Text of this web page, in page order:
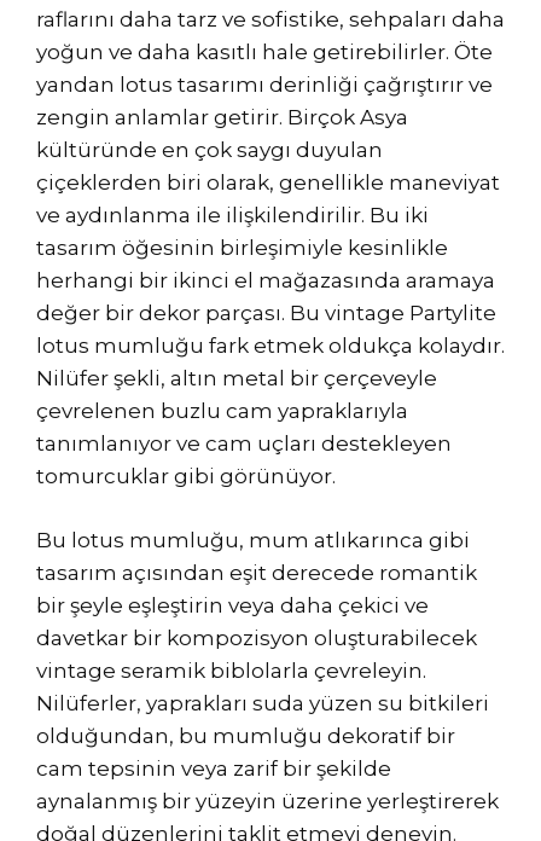
raflarını daha tarz ve sofistike, sehpaları daha
yoğun ve daha kasıtlı hale getirebilirler. Öte
yandan lotus tasarımı derinliği çağrıştırır ve
zengin anlamlar getirir. Birçok Asya
kültüründe en çok saygı duyulan
çiçeklerden biri olarak, genellikle maneviyat
ve aydınlanma ile ilişkilendirilir. Bu iki
tasarım öğesinin birleşimiyle kesinlikle
herhangi bir ikinci el mağazasında aramaya
değer bir dekor parçası. Bu vintage Partylite
lotus mumluğu fark etmek oldukça kolaydır.
Nilüfer şekli, altın metal bir çerçeveyle
çevrelenen buzlu cam yapraklarıyla
tanımlanıyor ve cam uçları destekleyen
tomurcuklar gibi görünüyor.
Bu lotus mumluğu, mum atlıkarınca gibi
tasarım açısından eşit derecede romantik
bir şeyle eşleştirin veya daha çekici ve
davetkar bir kompozisyon oluşturabilecek
vintage seramik biblolarla çevreleyin.
Nilüferler, yaprakları suda yüzen su bitkileri
olduğundan, bu mumluğu dekoratif bir
cam tepsinin veya zarif bir şekilde
aynalanmış bir yüzeyin üzerine yerleştirerek
doğal düzenlerini taklit etmeyi deneyin.